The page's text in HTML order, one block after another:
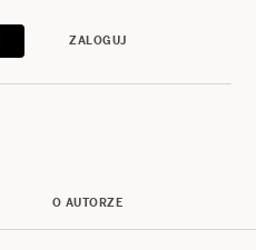
ZALOGUJ
O AUTORZE